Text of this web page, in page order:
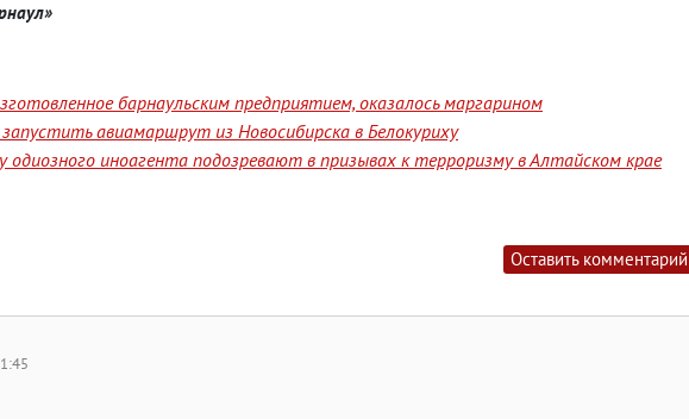
барнаульским предприятием, оказалось маргарином
авиамаршрут из Новосибирска в Белокуриху
одиозного иноагента подозревают в призывах к терроризму в Алтайском крае
Оставить комментарий